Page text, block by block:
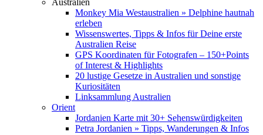
Australien
Monkey Mia Westaustralien » Delphine hautnah
erleben
Wissenswertes, Tipps & Infos für Deine erste
Australien Reise
GPS Koordinaten für Fotografen – 150+Points
of Interest & Highlights
20 lustige Gesetze in Australien und sonstige
Kuriositäten
Linksammlung Australien
Orient
Jordanien Karte mit 30+ Sehenswürdigkeiten
Petra Jordanien » Tipps, Wanderungen & Infos